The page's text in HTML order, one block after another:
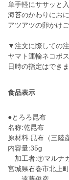
単手軽にササッと
海苔のかわりにおに
アツアツの卵かけ
▼注文に際しての
ヤマト運輸ネコポ
食品表示
●とろろ昆布
名称:乾昆布
原材料:昆布（三陸
内容量:35g
加工者:㊥マルナ
宮城県石巻市北上